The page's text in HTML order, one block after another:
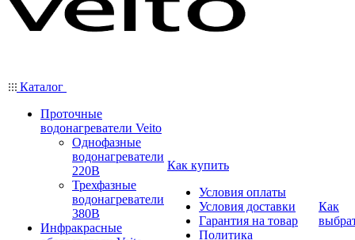
Каталог
Проточные
водонагреватели Veito
Однофазные
водонагреватели
220В
Трехфазные
водонагреватели
380В
Инфракрасные
Как купить
Условия оплаты
Условия доставки
Гарантия на товар
Политика
Как